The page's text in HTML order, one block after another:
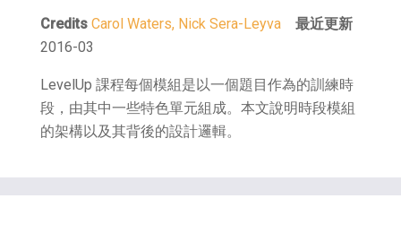
Credits Carol Waters, Nick Sera-Leyva
最近更新
2016-03
LevelUp 課程每個模組是以一個題目作為的訓練時
段，由其中一些特色單元組成。本文說明時段模組
的架構以及其背後的設計邏輯。